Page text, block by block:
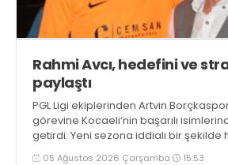
Rahmi Avcı, hedefini ve
paylaştı
PGL Ligi ekiplerinden Artvin
görevine Kocaeli’nin başarılı
getirdi. Yeni sezona iddialı bir şekilde
duygularını aktardı.
05 Ağustos 2026 Çarşamba 15:53